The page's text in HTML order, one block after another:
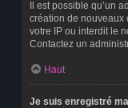
Il est possible qu’un
création de nouveaux
votre IP ou interdit le
Contactez un
Haut
Je suis enregistré